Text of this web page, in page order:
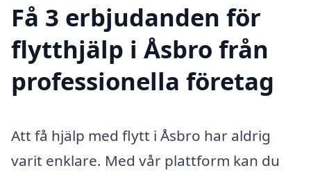
Få 3 erbjudanden för
flytthjälp i Åsbro från
professionella företag
Att få hjälp med flytt i Åsbro har aldrig
varit enklare. Med vår plattform kan du